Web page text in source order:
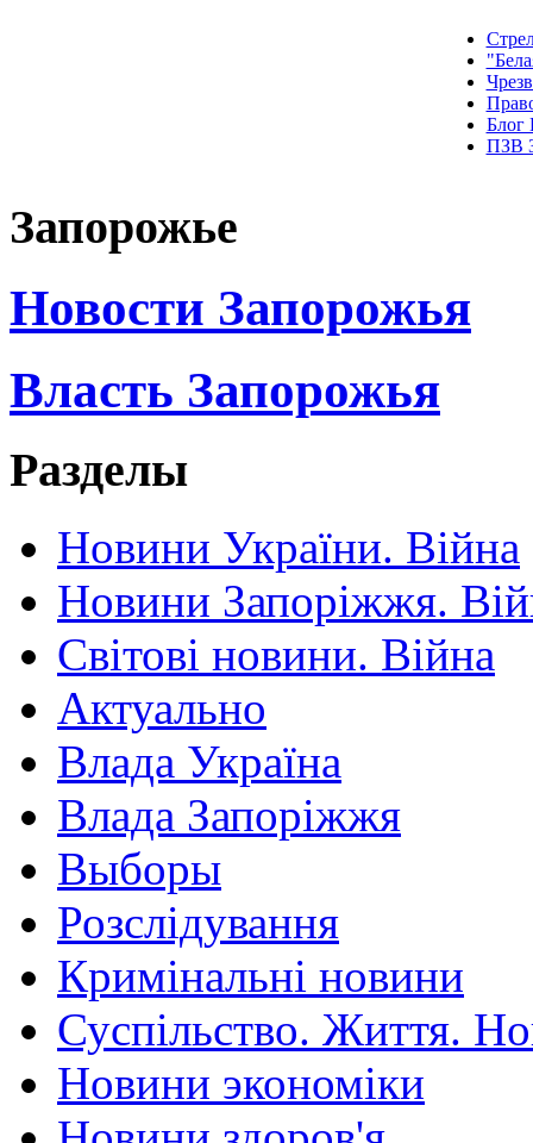
Блог
ПЗВ
Запорожье
Новости Запорожья
Власть Запорожья
Разделы
Новини України. Війна
Новини Запоріжжя.
Світові новини. Війна
Актуально
Влада Україна
Влада Запоріжжя
Выборы
Розслідування
Кримінальні новини
Суспільство. Життя.
Новини экономіки